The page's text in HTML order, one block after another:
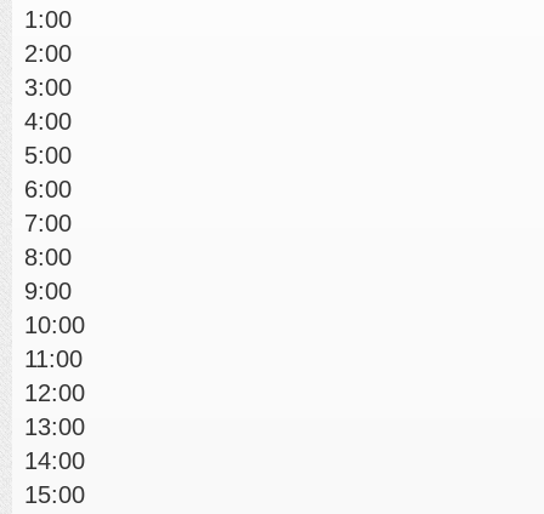
1:00
2:00
3:00
4:00
5:00
6:00
7:00
8:00
9:00
10:00
11:00
12:00
13:00
14:00
15:00